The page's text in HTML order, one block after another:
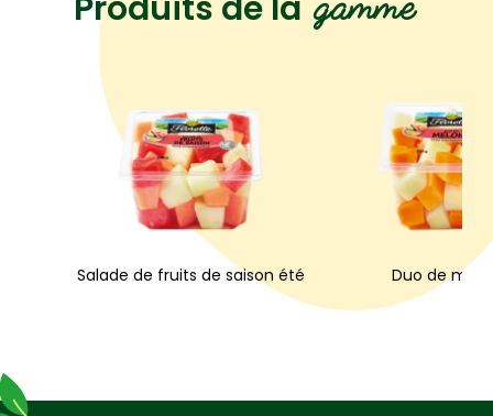
Salade de fruits de saison été Duo de